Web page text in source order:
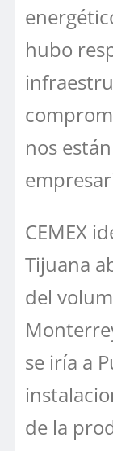
hubo
nos
CEMEX
Tijuana
del
se iría a
de la